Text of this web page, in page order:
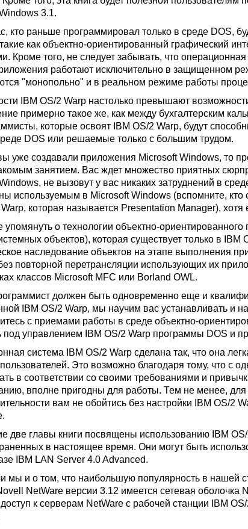
3.1.
кто раньше программировал только в среде DOS,
как объектно-ориентированный графический
Кроме того, не следует забывать, что
работают исключительно в защищенном
"монопольно" и в реальном режиме работы
IBM OS/2 Warp настолько превышают
примерно такое же, как между бухгалтерским
которые освоят IBM OS/2 Warp, будут
DOS или решаемые только с большим трудом.
уже создавали приложения Microsoft Windows, то
занятием. Вас ждет множество приятных
не вызовут у вас никаких затруднений в
используемым в Microsoft Windows (вспомните,
Warp, которая называется Presentation Manager),
упомянуть о технологии объектно-
объектов), которая существует только в
наследование объектов на этапе выполнения
повторной перетрансляции использующих их
классов Microsoft MFC или Borland OWL.
должен быть одновременно еще и
IBM OS/2 Warp, мы научим вас устанавливать и
с приемами работы в среде объектно-
под управлением IBM OS/2 Warp программы DOS и
система IBM OS/2 Warp сделана так, что она
Это возможно благодаря тому, что с
в соответствии со своими требованиями и
вполне пригодны для работы. Тем не менее,
вам не обойтись без настройки IBM OS/2
две главы книги посвящены использованию IBM
в настоящее время. Они могут быть
IBM LAN Server 4.0 Advanced.
мы и о том, что наибольшую популярность в нашей
NetWare версии 3.12 имеется сетевая
к серверам NetWare с рабочей станции IBM